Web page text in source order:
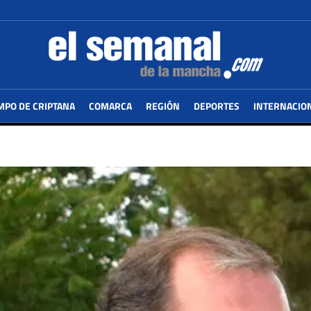
DE CRIPTANA COMARCA REGIÓN DEPORTES